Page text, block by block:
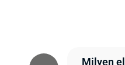
Milyen